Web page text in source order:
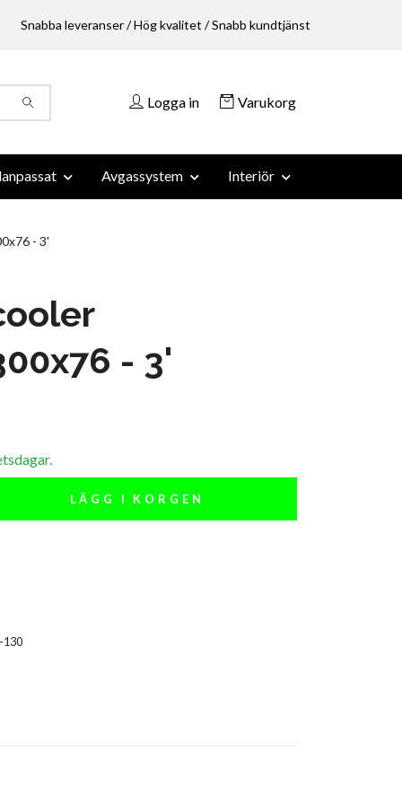
Snabba leveranser / Hög kvalitet / Snabb kundtjänst
Logga in Varukorg
Avgassystem Interiör
- 3'
- 3'
LÄGG I KORGEN
130